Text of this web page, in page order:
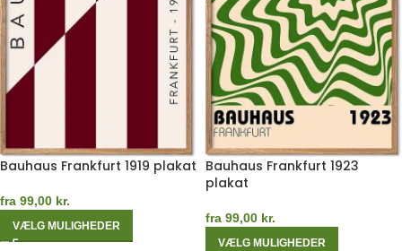
Bauhaus Frankfurt 1919 plakat
fra 99,00 kr.
VÆLG MULIGHEDER
Bauhaus Frankfurt 1923
plakat
fra 99,00 kr.
VÆLG MULIGHEDER